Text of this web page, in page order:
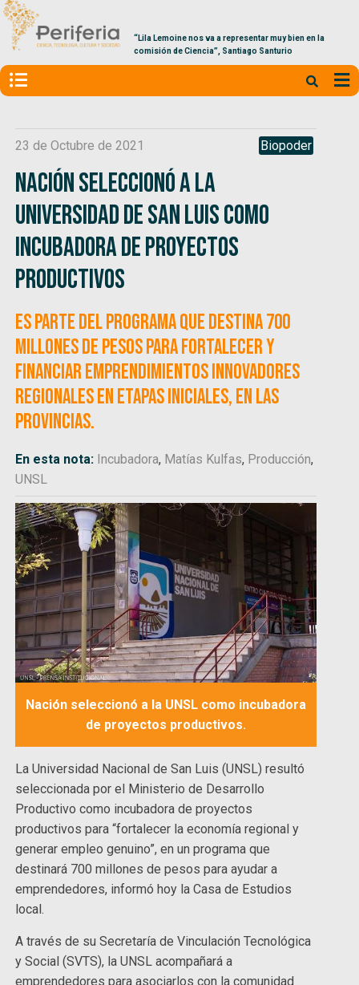
“Lila Lemoine nos va a representar muy bien en la
comisión de Ciencia”, Santiago Santurio
23 de Octubre de 2021 Biopoder
Nación seleccionó a la
Universidad de San Luis como
incubadora de proyectos
productivos
Es parte del programa que destina 700
millones de pesos para fortalecer y
financiar emprendimientos innovadores
regionales en etapas iniciales, en las
provincias.
En esta nota: Incubadora, Matías Kulfas, Producción,
UNSL
Nación seleccionó a la UNSL como incubadora
de proyectos productivos.
La Universidad Nacional de San Luis (UNSL) resultó
seleccionada por el Ministerio de Desarrollo
Productivo como incubadora de proyectos
productivos para “fortalecer la economía regional y
generar empleo genuino”, en un programa que
destinará 700 millones de pesos para ayudar a
emprendedores, informó hoy la Casa de Estudios
local.
A través de su Secretaría de Vinculación Tecnológica
y Social (SVTS), la UNSL acompañará a
emprendedores para asociarlos con la comunidad